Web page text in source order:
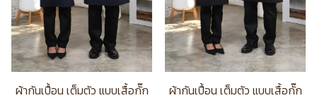
ผ้ากันเปื้อน เต็มตัว แบบเสื้อกั๊ก ผ้ากันเปื้อน เต็มตัว แบบเสื้อกั๊ก